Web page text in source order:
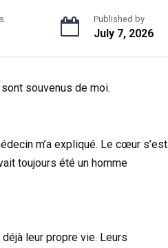
Published by
July 7, 2026
souvenus de moi.
m’a expliqué. Le cœur s’est
toujours été un homme
leur propre vie. Leurs